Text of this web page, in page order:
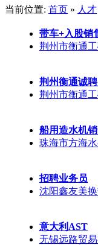
当前位置: 首页 » 人才
带车+入股销
荆州市衡通
荆州衡通诚
荆州市衡通
船用造水机
珠海市方海
招聘业务员
沈阳鑫友美
意大利AST
无锡远路贸